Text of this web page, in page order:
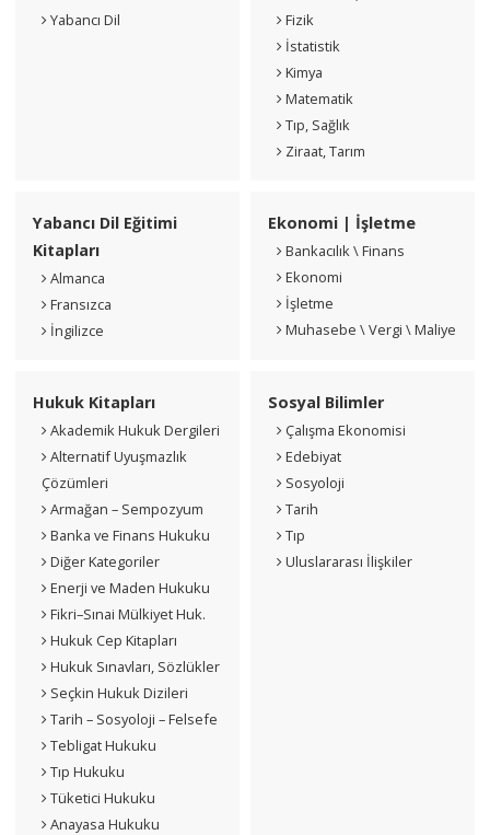
Yabancı Dil
Fizik
İstatistik
Kimya
Matematik
Tıp, Sağlık
Ziraat, Tarım
Yabancı Dil Eğitimi
Kitapları
Almanca
Fransızca
İngilizce
Ekonomi | İşletme
Bankacılık \ Finans
Ekonomi
İşletme
Muhasebe \ Vergi \ Maliye
Hukuk Kitapları
Akademik Hukuk Dergileri
Alternatif Uyuşmazlık
Çözümleri
Armağan – Sempozyum
Banka ve Finans Hukuku
Diğer Kategoriler
Enerji ve Maden Hukuku
Fikri–Sınai Mülkiyet Huk.
Hukuk Cep Kitapları
Hukuk Sınavları, Sözlükler
Seçkin Hukuk Dizileri
Tarih – Sosyoloji – Felsefe
Tebligat Hukuku
Tıp Hukuku
Tüketici Hukuku
Anayasa Hukuku
Sosyal Bilimler
Çalışma Ekonomisi
Edebiyat
Sosyoloji
Tarih
Tıp
Uluslararası İlişkiler